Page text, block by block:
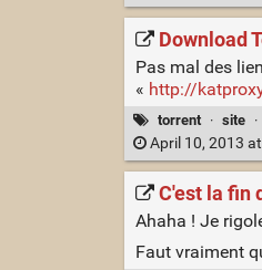
Download
Pas mal des
« http://
torrent · site ·
April 10, 2013 at
C'est la fin
Ahaha ! Je
Faut vraiment